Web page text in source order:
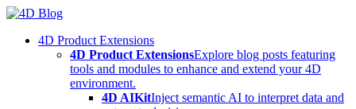
Skip
content4D Product Extensions
4D Product ExtensionsExplore blog posts featuring
tools and modules to enhance and extend your 4D
environment.
4D AIKitInject semantic AI to interpret data and